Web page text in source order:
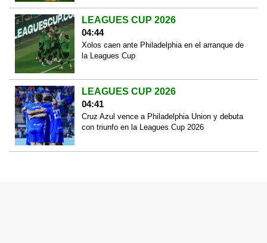
LEAGUES CUP 2026
04:44
Xolos caen ante Philadelphia en el arranque de
la Leagues Cup
LEAGUES CUP 2026
04:41
Cruz Azul vence a Philadelphia Union y debuta
con triunfo en la Leagues Cup 2026